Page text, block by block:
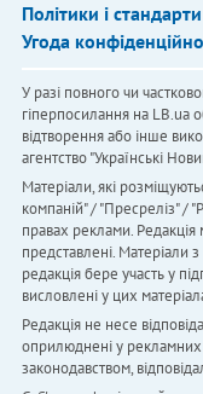
Політики і стандарти
Угода
У разі повного чи
гіперпосилання на LB.ua
відтворення або інше
агентство "Українськi
Матеріали, які
компаній" / "Пресреліз" /
правах реклами.
представлені.
редакція бере участь у
висловлені у цих
Редакція не несе
оприлюднені у рекламних
законодавством,